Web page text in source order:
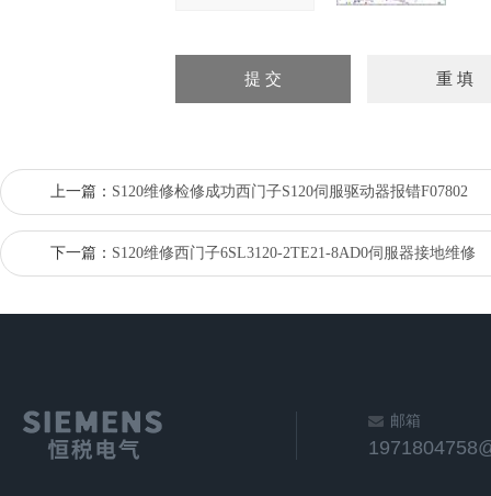
上一篇： S120维修检修成功西门子S120伺服驱动器报错F07802
下一篇： S120维修西门子6SL3120-2TE21-8AD0伺服器接地维修
邮箱